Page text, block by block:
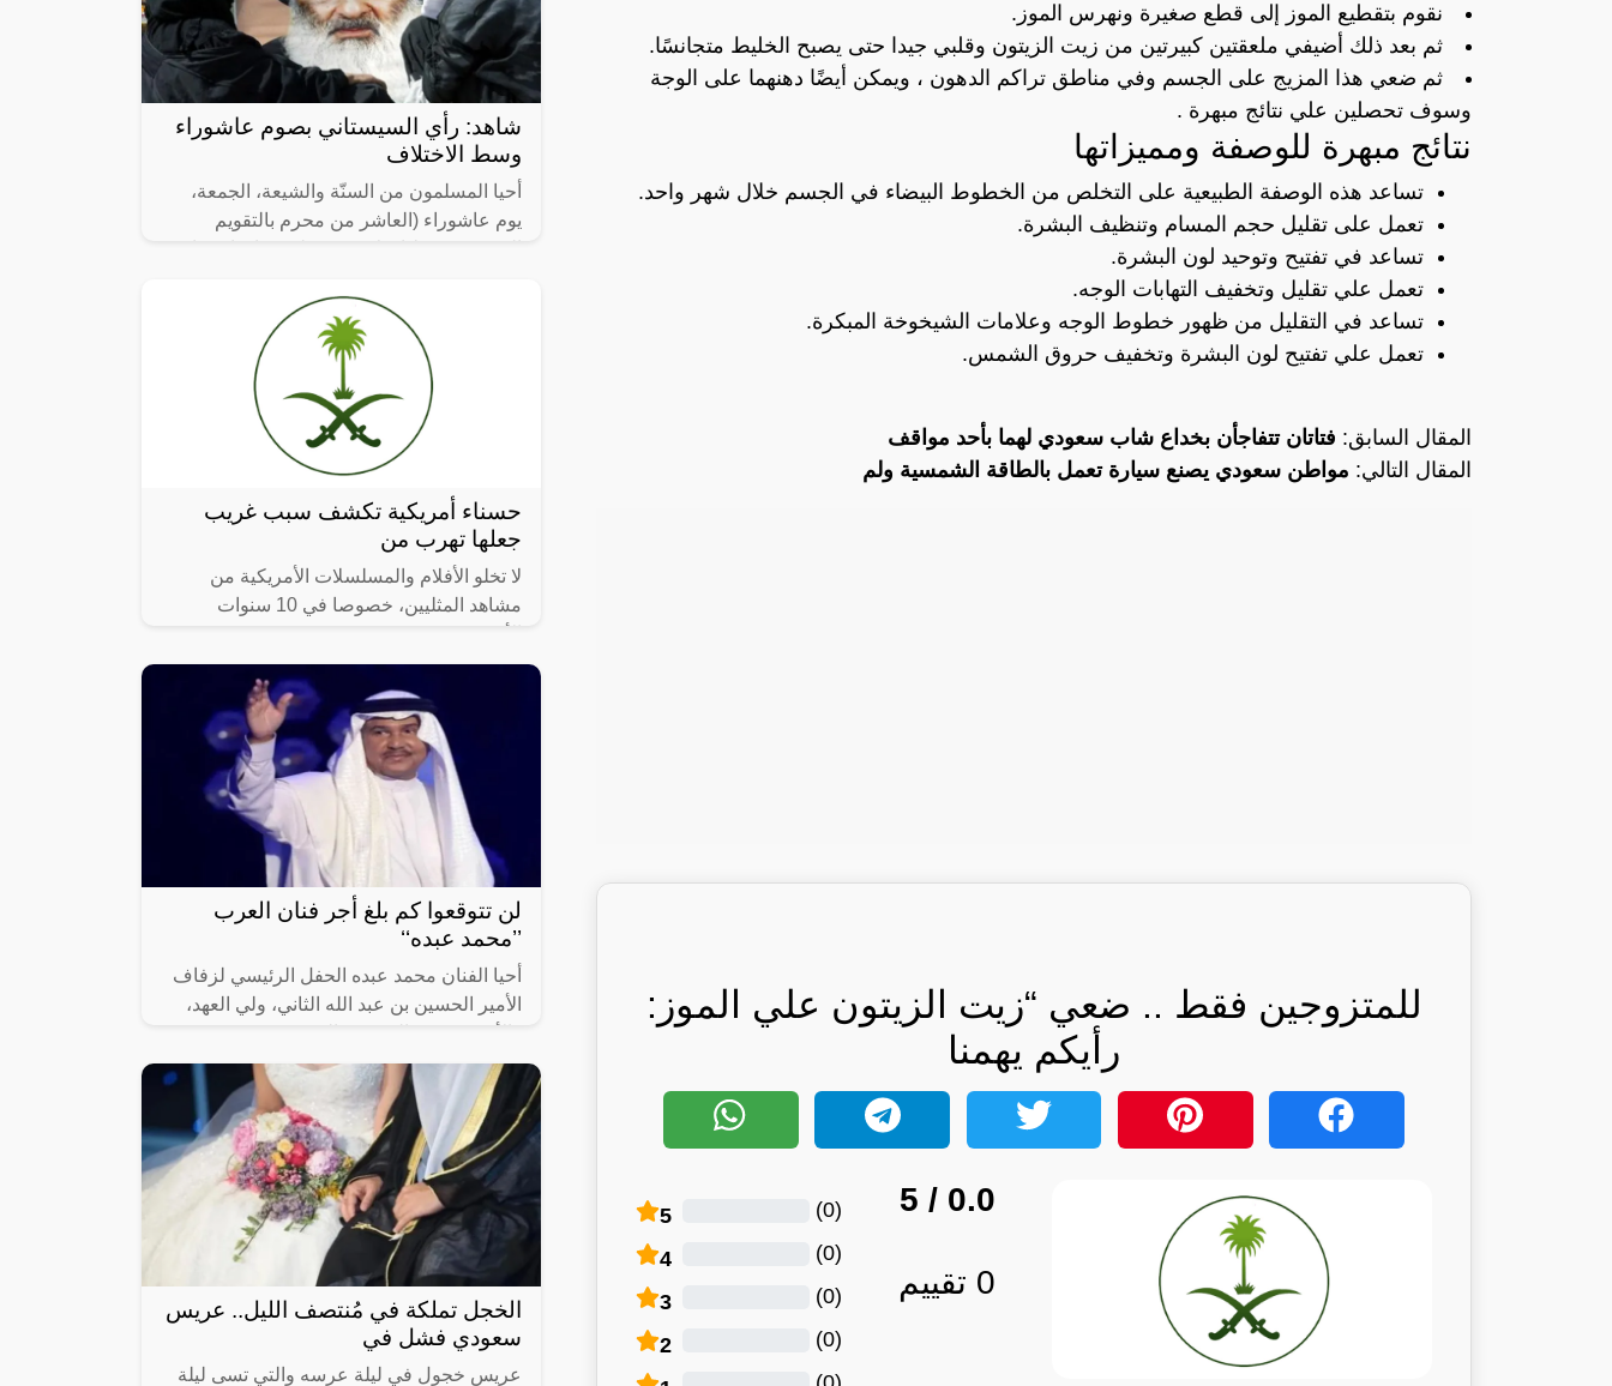
نقوم بتقطيع الموز إلى قطع صغيرة ونهرس الموز.
ثم بعد ذلك أضيفي ملعقتين كبيرتين من زيت الزيتون وقلبي جيدا حتى يصبح الخليط متجانسًا.
ثم ضعي هذا المزيج على الجسم وفي مناطق تراكم الدهون ، ويمكن أيضًا دهنهما على الوجة
وسوف تحصلين علي نتائج مبهرة .
نتائج مبهرة للوصفة ومميزاتها
تساعد هذه الوصفة الطبيعية على التخلص من الخطوط البيضاء في الجسم خلال شهر واحد.
تعمل على تقليل حجم المسام وتنظيف البشرة.
تساعد في تفتيح وتوحيد لون البشرة.
تعمل علي تقليل وتخفيف التهابات الوجه.
تساعد في التقليل من ظهور خطوط الوجه وعلامات الشيخوخة المبكرة.
تعمل علي تفتيح لون البشرة وتخفيف حروق الشمس.
المقال السابق: فتاتان تتفاجأن بخداع شاب سعودي لهما بأحد مواقف
المقال التالي: مواطن سعودي يصنع سيارة تعمل بالطاقة الشمسية ولم
للمتزوجين فقط .. ضعي “زيت الزيتون علي الموز:
رأيكم يهمنا
0.0
/ 5
0 تقييم
5 (
0
)
4 (
0
)
3 (
0
)
2 (
0
)
شاهد: رأي السيستاني بصوم عاشوراء
وسط الاختلاف
أحيا المسلمون من السنّة والشيعة، الجمعة،
يوم عاشوراء (العاشر من محرم بالتقويم
حسناء أمريكية تكشف سبب غريب
جعلها تهرب من
لا تخلو الأفلام والمسلسلات الأمريكية من
مشاهد المثليين، خصوصا في 10 سنوات
لن تتوقعوا كم بلغ أجر فنان العرب
’’محمد عبده‘‘
أحيا الفنان محمد عبده الحفل الرئيسي لزفاف
الأمير الحسين بن عبد الله الثاني، ولي العهد،
الخجل تملكة في مُنتصف الليل.. عريس
سعودي فشل في
عريس خجول في ليلة عرسه والتي تسى ليلة